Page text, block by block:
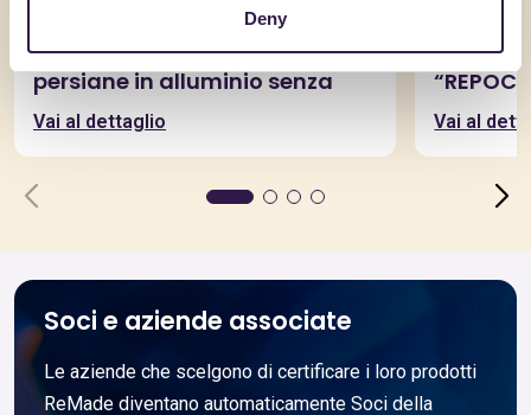
Deny
C.L.L. COMMERCIO LEGHE LEGGERE SRL
Sistemi per serramenti e
persiane in alluminio senza
taglio termico estruso in lega
Vai al dettaglio Vai al
Soci e aziende associate
Le aziende che scelgono di certificare i loro prodotti
ReMade diventano automaticamente Soci della